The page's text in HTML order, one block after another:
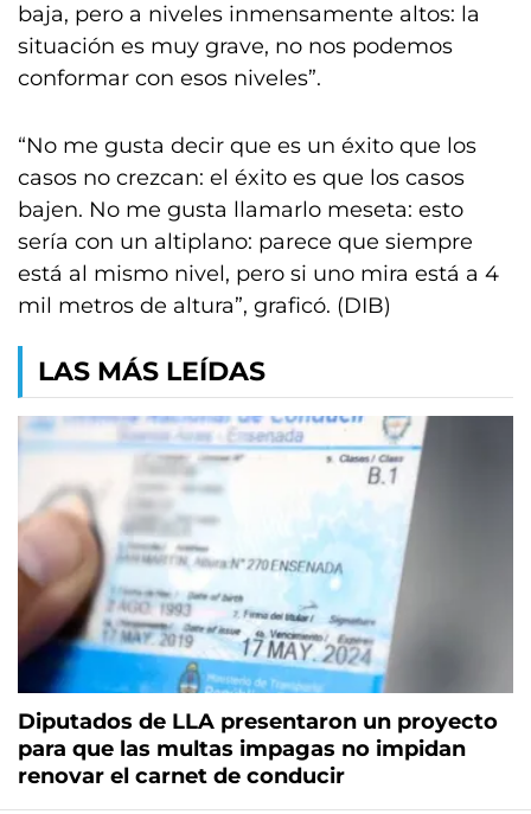
baja, pero a niveles inmensamente altos: la
situación es muy grave, no nos podemos
conformar con esos niveles”.
“No me gusta decir que es un éxito que los
casos no crezcan: el éxito es que los casos
bajen. No me gusta llamarlo meseta: esto
sería con un altiplano: parece que siempre
está al mismo nivel, pero si uno mira está a 4
mil metros de altura”, graficó. (DIB)
LAS MÁS LEÍDAS
Diputados de LLA presentaron un proyecto
para que las multas impagas no impidan
renovar el carnet de conducir